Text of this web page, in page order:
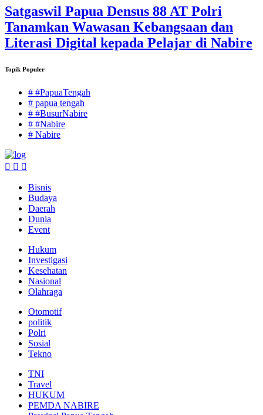
Satgaswil Papua Densus 88 AT Polri
Tanamkan Wawasan Kebangsaan dan
Literasi Digital kepada Pelajar di Nabire
Topik Populer
# #PapuaTengah
# papua tengah
# #BusurNabire
# #Nabire
# Nabire
Bisnis
Budaya
Daerah
Dunia
Event
Hukum
Investigasi
Kesehatan
Nasional
Olahraga
Otomotif
politik
Polri
Sosial
Tekno
TNI
Travel
HUKUM
PEMDA NABIRE